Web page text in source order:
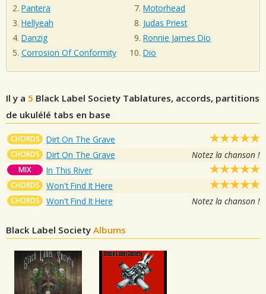
Pantera
Hellyeah
Danzig
Corrosion Of Conformity
Motorhead
Judas Priest
Ronnie James Dio
Dio
Il y a 5 Black Label Society Tablatures, accords, partitions
de ukulélé tabs en base
CHORDS Dirt On The Grave
CHORDS Dirt On The Grave Notez la chanson !
MIX In This River
CHORDS Won't Find It Here
CHORDS Won't Find It Here Notez la chanson !
Black Label Society Albums